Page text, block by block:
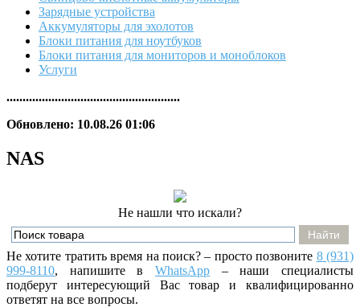
Зарядные устройства
Аккумуляторы для эхолотов
Блоки питания для ноутбуков
Блоки питания для мониторов и моноблоков
Услуги
......................................................
Обновлено: 10.08.26 01:06
NAS
Не нашли что искали?
Не хотите тратить время на поиск? – просто позвоните 8 (931)
999-8110, напишитевWhatsApp – наши специалисты
подберут интересующий Вас товар и квалифицированно
ответят на все вопросы.